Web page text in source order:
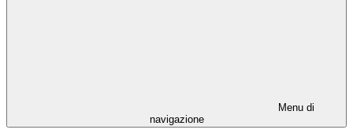
Menu di
navigazione